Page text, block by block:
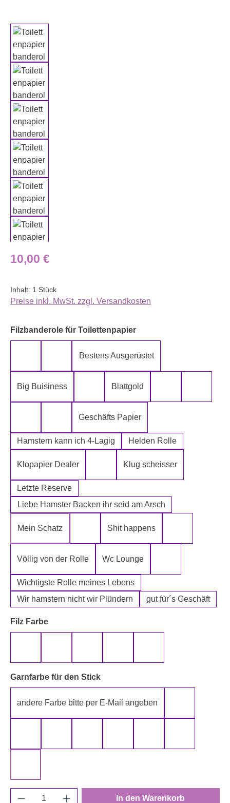
Regulärer Preis:
10,00 €
Inhalt: 1 Stück
Preise inkl. MwSt. zzgl. Versandkosten
Filzbanderole für Toilettenpapierauswählen
5-Lagig ich kann´s mir leisten
Alter spielt keine Rolle
Bestens Ausgerüstet
Big Buisiness
Bitte bleiben sie während der
Blattgold
Fugen Reiniger
Fürn Arsch
Geschäfts Papier
Hamstern kann ich 4-Lagig Helden Rolle
Klopapier Dealer
Klopapier Mafia
Klug scheisser
Letzte Reserve
Liebe Hamster Backen ihr seid am Arsch
Mein Schatz
Psssst Hamster Ware
Shit happens
Völlig von der Rolle Wc Lounge
Wichtigste Rolle meines Lebens
Wir hamstern nicht wir Plündern
gut für´s Geschäft
Filz Farbeauswählen
Garnfarbe für den Stickauswählen
andere Farbe bitte per E-Mail angeben
Produkt Anzahl: Gib den gewünschten
In den Warenkorb